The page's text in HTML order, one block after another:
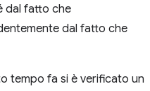
dal fatto che
dal fatto che
tempo fa si è verificato un